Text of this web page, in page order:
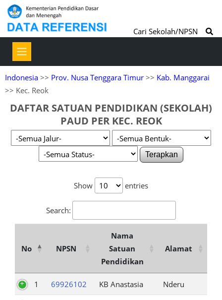
Cari Sekolah/NPSN
Indonesia >> Prov. Nusa Tenggara Timur >> Kab. Manggarai
>> Kec. Reok
DAFTAR SATUAN PENDIDIKAN (SEKOLAH)
PAUD PER KEC. REOK
Terapkan
Show entries
Search:
No NPSN
Nama
Satuan
Pendidikan
Alamat
1 69926102 KB Anastasia Nderu